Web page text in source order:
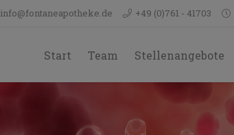
info@fontaneapotheke.de +49 (0)761 - 41703
Start Team Stellenangebote